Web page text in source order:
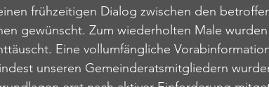
frühzeitigen Dialog zwischen den
gewünscht. Zum wiederholten Male
Eine vollumfängliche
unseren Gemeinderatsmitgliedern